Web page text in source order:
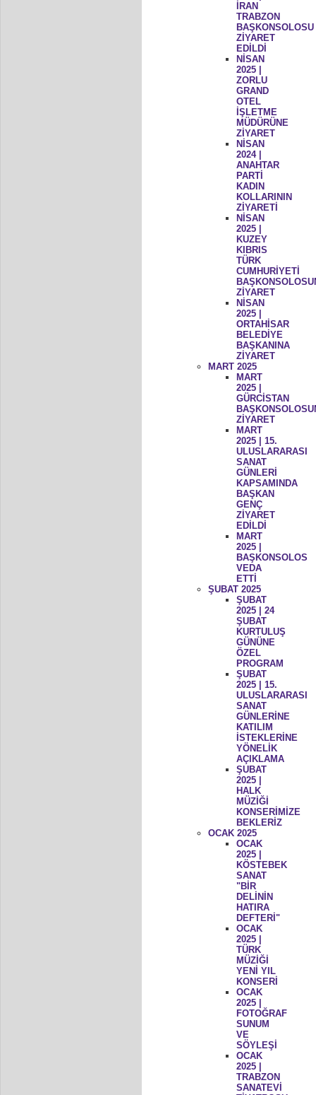
İRAN
TRABZON
BAŞKONSOLOSU
ZİYARET
EDİLDİ
NİSAN
2025 |
ZORLU
GRAND
OTEL
İŞLETME
MÜDÜRÜNE
ZİYARET
NİSAN
2024 |
ANAHTAR
PARTİ
KADIN
KOLLARININ
ZİYARETİ
NİSAN
2025 |
KUZEY
KIBRIS
TÜRK
CUMHURİYETİ
ZİYARET
NİSAN
2025 |
ORTAHİSAR
BELEDİYE
BAŞKANINA
ZİYARET
MART 2025
MART
2025 |
GÜRCİSTAN
ZİYARET
MART
2025 | 15.
ULUSLARARASI
SANAT
GÜNLERİ
KAPSAMINDA
BAŞKAN
GENÇ
ZİYARET
EDİLDİ
MART
2025 |
BAŞKONSOLOS
VEDA
ETTİ
ŞUBAT 2025
ŞUBAT
2025 | 24
ŞUBAT
KURTULUŞ
GÜNÜNE
ÖZEL
PROGRAM
ŞUBAT
2025 | 15.
ULUSLARARASI
SANAT
GÜNLERİNE
KATILIM
İSTEKLERİNE
YÖNELİK
AÇIKLAMA
ŞUBAT
2025 |
HALK
MÜZİĞİ
KONSERİMİZE
BEKLERİZ
OCAK 2025
OCAK
2025 |
KÖSTEBEK
SANAT
"BİR
DELİNİN
HATIRA
DEFTERİ"
OCAK
2025 |
TÜRK
MÜZİĞİ
YENİ YIL
KONSERİ
OCAK
2025 |
FOTOĞRAF
SUNUM
VE
SÖYLEŞİ
OCAK
2025 |
TRABZON
SANATEVİ